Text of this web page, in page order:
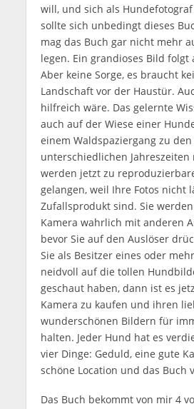
will, und sich als
sollte sich unbedingt dieses
mag das Buch gar nicht mehr
legen. Ein grandioses Bild folgt
Aber keine Sorge, es braucht
Landschaft vor der Haustür.
hilfreich wäre. Das gelernte
auch auf der Wiese einer
einem Waldspaziergang zu den
unterschiedlichen Jahreszeiten
werden jetzt zu
gelangen, weil Ihre Fotos nicht
Zufallsprodukt sind. Sie
Kamera wahrlich mit anderen
bevor Sie auf den Auslöser
Sie als Besitzer eines oder
neidvoll auf die tollen
geschaut haben, dann ist es
Kamera zu kaufen und ihren
wunderschönen Bildern für
halten. Jeder Hund hat es
vier Dinge: Geduld, eine gute
schöne Location und das Buch
Das Buch bekommt von mir 4